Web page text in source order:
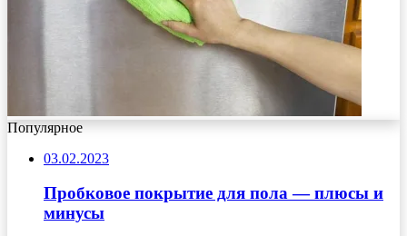
Популярное
03.02.2023
Пробковое покрытие для пола — плюсы и
минусы